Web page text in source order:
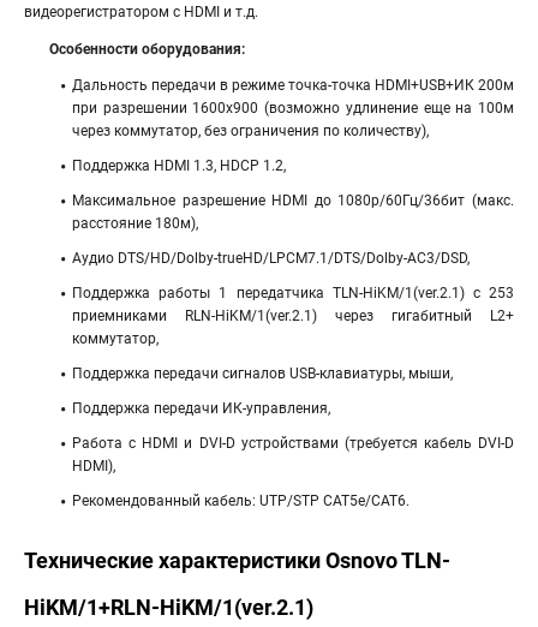
видеорегистратором с HDMI и т.д.
Особенности оборудования:
Дальность передачи в режиме точка-точка HDMI+USB+ИК 200м
при разрешении 1600х900 (возможно удлинение еще на 100м
через коммутатор, без ограничения по количеству),
Поддержка HDMI 1.3, HDCP 1.2,
Максимальное разрешение HDMI до 1080р/60Гц/36бит (макс.
расстояние 180м),
Аудио DTS/HD/Dolby-trueHD/LPCM7.1/DTS/Dolby-AC3/DSD,
Поддержка работы 1 передатчика TLN-HiKM/1(ver.2.1) с 253
приемниками RLN-HiKM/1(ver.2.1) через гигабитный L2+
коммутатор,
Поддержка передачи сигналов USB-клавиатуры, мыши,
Поддержка передачи ИК-управления,
Работа с HDMI и DVI-D устройствами (требуется кабель DVI-D
HDMI),
Рекомендованный кабель: UTP/STP CAT5e/CAT6.
Технические характеристики Osnovo TLN-
HiKM/1+RLN-HiKM/1(ver.2.1)